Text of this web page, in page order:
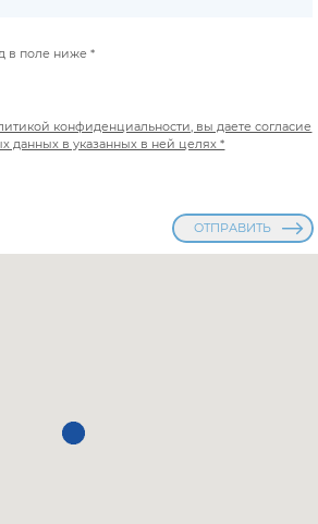
в поле ниже *
конфиденциальности, вы даете согласие
данных в указанных в ней целях *
ОТПРАВИТЬ